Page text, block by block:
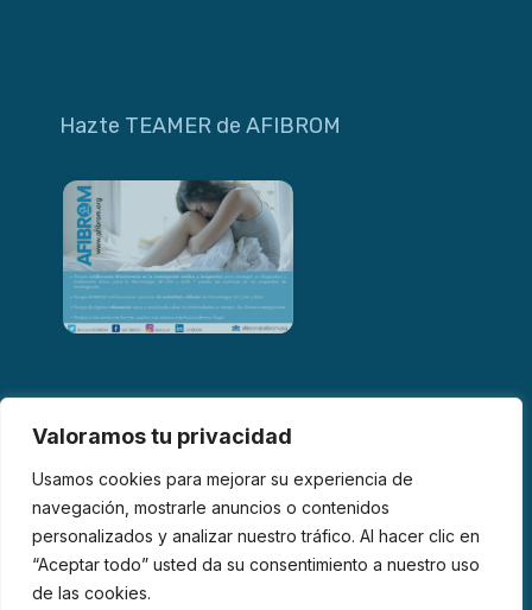
Valoramos tu privacidad
Usamos cookies para mejorar su experiencia de
navegación, mostrarle anuncios o contenidos
personalizados y analizar nuestro tráfico. Al hacer clic en
“Aceptar todo” usted da su consentimiento a nuestro uso
de las cookies.
Hazte TEAMER de AFIBROM
© 2026 AFIBROM. Todos los derechos reservados.